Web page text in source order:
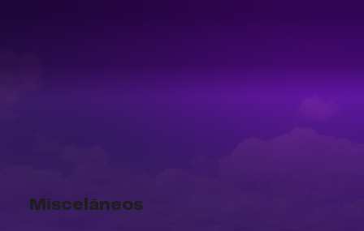
Misceláneos